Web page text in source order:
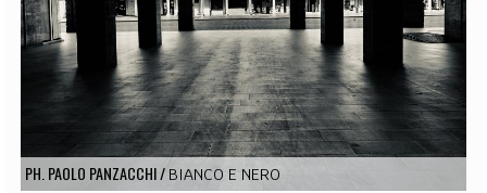
SOCIAL MEDIA
PH. PAOLO PANZACCHI/ BIANCO E NERO